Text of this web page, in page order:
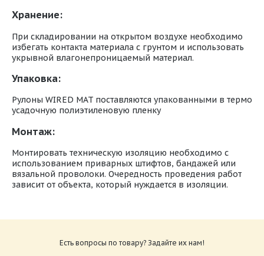
Хранение:
При складировании на открытом воздухе необходимо
избегать контакта материала с грунтом и использовать
укрывной влагонепроницаемый материал.
Упаковка:
Рулоны WIRED MAT поставляются упакованными в термо
усадочную полиэтиленовую пленку
Монтаж:
Монтировать техническую изоляцию необходимо с
использованием приварных штифтов, бандажей или
вязальной проволоки. Очередность проведения работ
зависит от объекта, который нуждается в изоляции.
м2/м3
кг
5000*1000*50 5 / 0,25
Есть вопросы по товару? Задайте их нам!